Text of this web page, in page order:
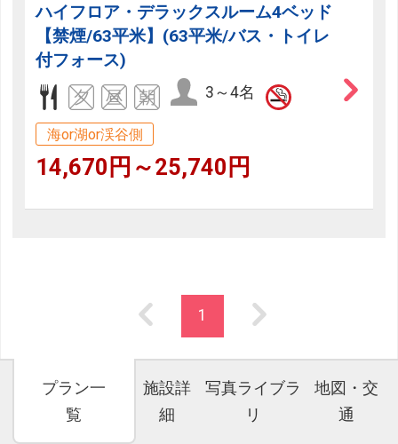
ハイフロア・デラックスルーム4ベッド
【禁煙/63平米】(63平米/バス・トイレ
付フォース)
3～4名
海or湖or渓谷側
14,670円～25,740円
1
プラン一
覧
施設詳
細
写真ライブラ
リ
地図・交
通